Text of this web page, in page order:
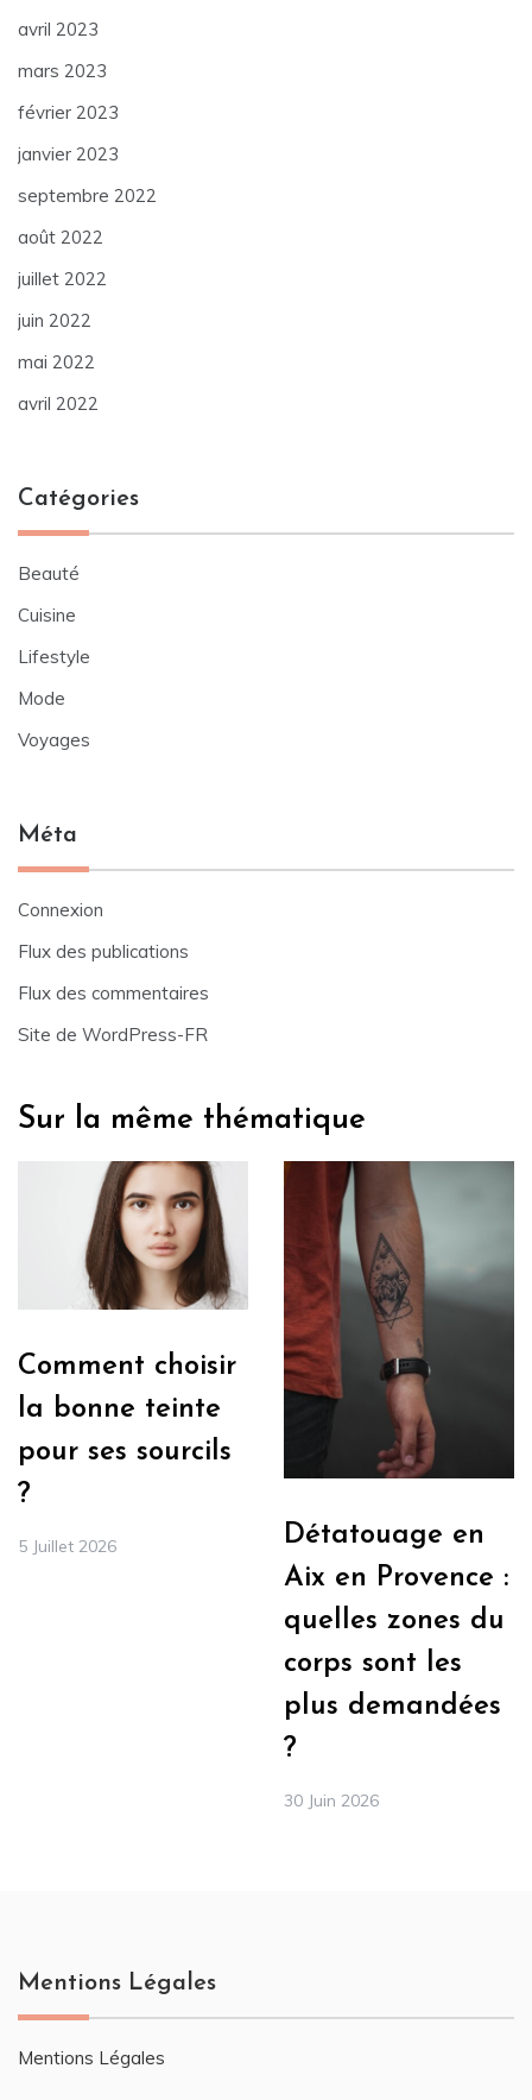
avril 2023
mars 2023
février 2023
janvier 2023
septembre 2022
août 2022
juillet 2022
juin 2022
mai 2022
avril 2022
Catégories
Beauté
Cuisine
Lifestyle
Mode
Voyages
Méta
Connexion
Flux des publications
Flux des commentaires
Site de WordPress-FR
Sur la même thématique
Comment choisir
la bonne teinte
pour ses sourcils
?
5 Juillet 2026
Détatouage en
Aix en Provence :
quelles zones du
corps sont les
plus demandées
?
30 Juin 2026
Mentions Légales
Mentions Légales